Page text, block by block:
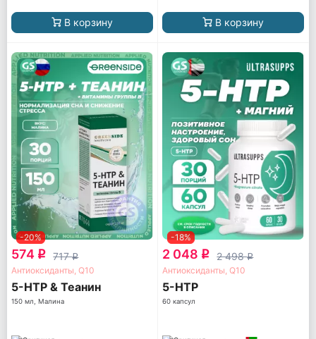
В корзину В корзину
-20%
574 q 717q
Антиоксиданты, Q10
5-HTP & Теанин
150 мл, Малина
-18%
2 048 q 2 498q
Антиоксиданты, Q10
5-HTP
60 капсул